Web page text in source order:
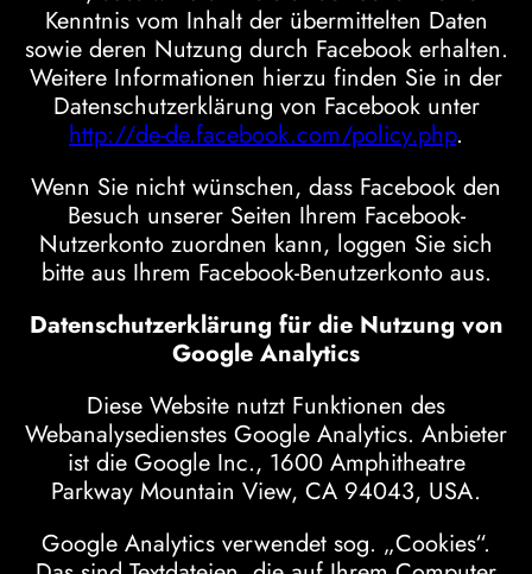
Kenntnis vom Inhalt der übermittelten Daten
sowie deren Nutzung durch Facebook erhalten.
Weitere Informationen hierzu finden Sie in der
Datenschutzerklärung von Facebook unter
http://de-de.facebook.com/policy.php.
Wenn Sie nicht wünschen, dass Facebook den
Besuch unserer Seiten Ihrem Facebook-
Nutzerkonto zuordnen kann, loggen Sie sich
bitte aus Ihrem Facebook-Benutzerkonto aus.
Datenschutzerklärung für die Nutzung von
Google Analytics
Diese Website nutzt Funktionen des
Webanalysedienstes Google Analytics. Anbieter
ist die Google Inc., 1600 Amphitheatre
Parkway Mountain View, CA 94043, USA.
Google Analytics verwendet sog. „Cookies“.